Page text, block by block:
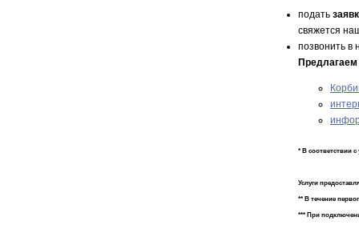
подать
свяжется
позвонить
* В соответствии
Услуги
** В течение
*** При